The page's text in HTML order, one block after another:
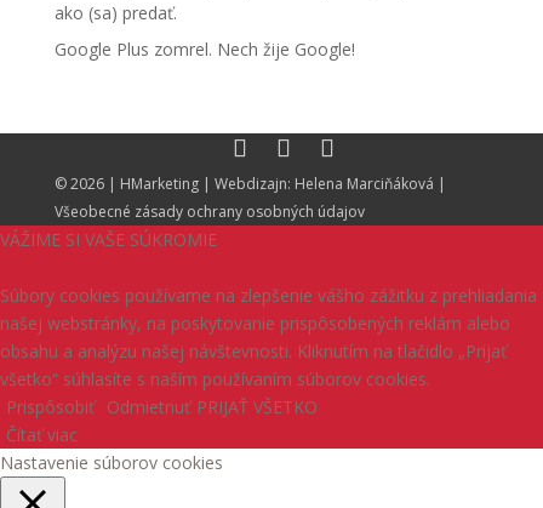
ako (sa) predať.
Google Plus zomrel. Nech žije Google!
© 2026 | HMarketing| Webdizajn: Helena Marciňáková |
Všeobecné zásady ochrany osobných údajov
VÁŽIME SI VAŠE SÚKROMIE
Súbory cookies používame na zlepšenie vášho zážitku z prehliadania
našej webstránky, na poskytovanie prispôsobených reklám alebo
obsahu a analýzu našej návštevnosti. Kliknutím na tlačidlo „Prijať
všetko“ súhlasíte s naším používaním súborov cookies.
Prispôsobiť Odmietnuť PRIJAŤ VŠETKO
Čítať viac
Nastavenie súborov cookies